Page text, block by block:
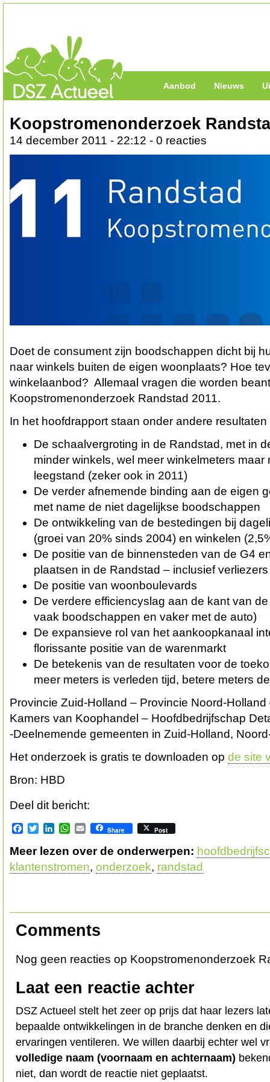
Aanbod Nieuws
Koopstromenonderzoek
14 december 2011 - 22:12 - 0 reacties
Doet de consument zijn boodschappen dicht bij
naar winkels buiten de eigen woonplaats? Hoe
winkelaanbod? Allemaal vragen die worden
Koopstromenonderzoek Randstad 2011.
In het hoofdrapport staan onder andere
De schaalvergroting in de Randstad, met in
minder winkels, wel meer winkelmeters
leegstand (zeker ook in 2011)
De verder afnemende binding aan de eigen
met name de niet dagelijkse boodschappen
De ontwikkeling van de bestedingen bij
(groei van 20% sinds 2004) en winkelen
De positie van de binnensteden van de G4
plaatsen in de Randstad – inclusief
De positie van woonboulevards
De verdere efficiencyslag aan de kant van
vaak boodschappen en vaker met de auto)
De expansieve rol van het aankoopkanaal
florissante positie van de warenmarkt
De betekenis van de resultaten voor de
meer meters is verleden tijd, betere meters
Provincie Zuid-Holland – Provincie Noord-
Kamers van Koophandel – Hoofdbedrijfschap
-Deelnemende gemeenten in Zuid-Holland,
Het onderzoek is gratis te downloaden op de site
Bron: HBD
Deel dit bericht:
Facebook
TwitterLinkedInWhatsApp
EmailShare Post
Meer lezen over de onderwerpen:
klantenstromen, onderzoek, randstad
Comments
Nog geen reacties op Koopstromenonderzoek
Laat een reactie achter
DSZ Actueel stelt het zeer op prijs dat haar lezers
bepaalde ontwikkelingen in de branche denken en
ervaringen ventileren. We willen daarbij echter wel
volledige naam (voornaam en achternaam)
niet, dan wordt de reactie niet geplaatst.